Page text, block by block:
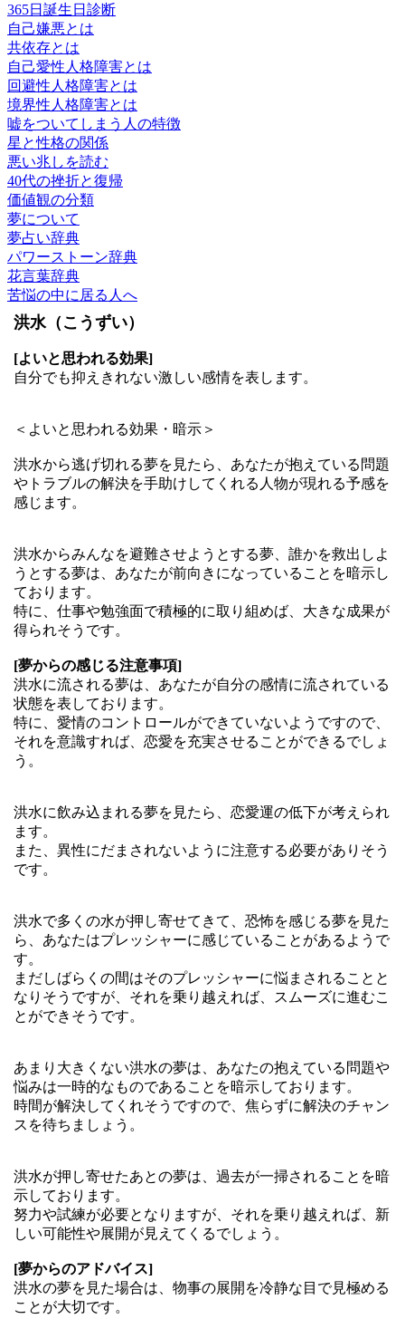
365日誕生日診断
自己嫌悪とは
共依存とは
自己愛性人格障害とは
回避性人格障害とは
境界性人格障害とは
嘘をついてしまう人の特徴
星と性格の関係
悪い兆しを読む
40代の挫折と復帰
価値観の分類
夢について
夢占い辞典
パワーストーン辞典
花言葉辞典
苦悩の中に居る人へ
洪水（こうずい）
[よいと思われる効果]
自分でも抑えきれない激しい感情を表します。
＜よいと思われる効果・暗示＞
洪水から逃げ切れる夢を見たら、あなたが抱えている問題
やトラブルの解決を手助けしてくれる人物が現れる予感を
感じます。
洪水からみんなを避難させようとする夢、誰かを救出しよ
うとする夢は、あなたが前向きになっていることを暗示し
ております。
特に、仕事や勉強面で積極的に取り組めば、大きな成果が
得られそうです。
[夢からの感じる注意事項]
洪水に流される夢は、あなたが自分の感情に流されている
状態を表しております。
特に、愛情のコントロールができていないようですので、
それを意識すれば、恋愛を充実させることができるでしょ
う。
洪水に飲み込まれる夢を見たら、恋愛運の低下が考えられ
ます。
また、異性にだまされないように注意する必要がありそう
です。
洪水で多くの水が押し寄せてきて、恐怖を感じる夢を見た
ら、あなたはプレッシャーに感じていることがあるようで
す。
まだしばらくの間はそのプレッシャーに悩まされることと
なりそうですが、それを乗り越えれば、スムーズに進むこ
とができそうです。
あまり大きくない洪水の夢は、あなたの抱えている問題や
悩みは一時的なものであることを暗示しております。
時間が解決してくれそうですので、焦らずに解決のチャン
スを待ちましょう。
洪水が押し寄せたあとの夢は、過去が一掃されることを暗
示しております。
努力や試練が必要となりますが、それを乗り越えれば、新
しい可能性や展開が見えてくるでしょう。
[夢からのアドバイス]
洪水の夢を見た場合は、物事の展開を冷静な目で見極める
ことが大切です。